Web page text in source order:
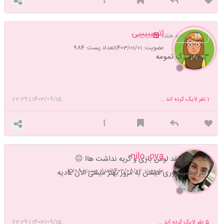
اتیییییییی
عضویت: 1403/01/01 تعداد پست: 984
آخر ده هفته
۳ هفته دگ تمومه
1403/09/15
|
22:29 1نفر لایک کرده اند ...
nilo_oya
عضویت: 1402/08/02 تعداد پست: 7708
خب حالا انقد لوس بازی و گریه نداشت هاا 😐
اکثرا همینجوری میشن به مرور بهتر میشی الان عادیه
1403/09/15
|
22:29 5 نفر لایک کرده اند ...